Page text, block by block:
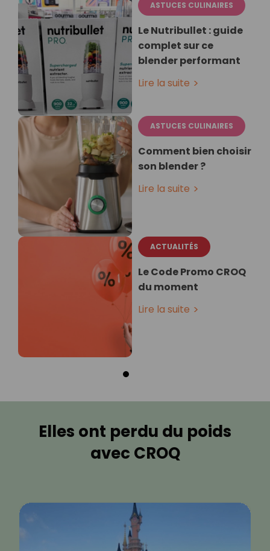
ASTUCES CULINAIRES
Le Nutribullet : guide
complet sur ce
blender performant
Lire la suite
ASTUCES CULINAIRES
Comment bien choisir
son blender ?
Lire la suite
ACTUALITÉS
Le Code Promo CROQ
du moment
Lire la suite
Elles ont perdu du poids
avec CROQ